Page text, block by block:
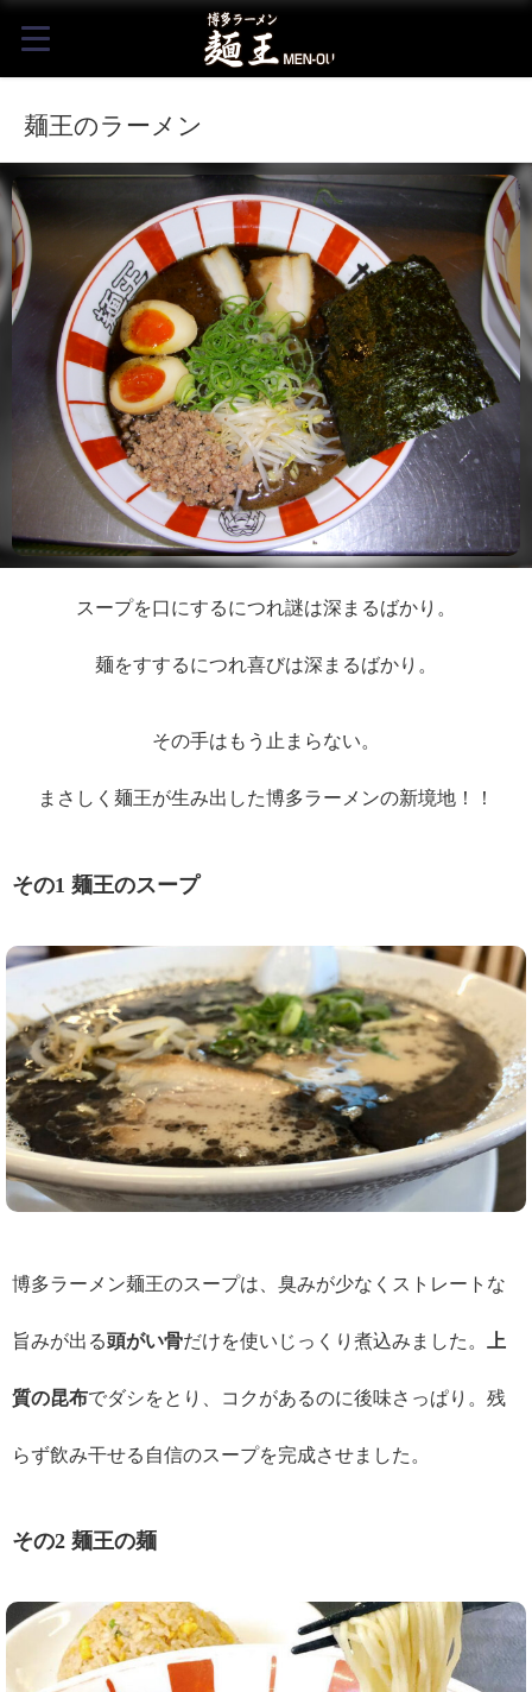
麺王のラーメン
スープを口にするにつれ謎は深まるばかり。
麺をすするにつれ喜びは深まるばかり。
その手はもう止まらない。
まさしく麺王が生み出した博多ラーメンの新境地！！
その1 麺王のスープ
博多ラーメン麺王のスープは、臭みが少なくストレートな
旨みが出る頭がい骨だけを使いじっくり煮込みました。 上
質の昆布でダシをとり、コクがあるのに後味さっぱり。残
らず飲み干せる自信のスープを完成させました。
その2 麺王の麺